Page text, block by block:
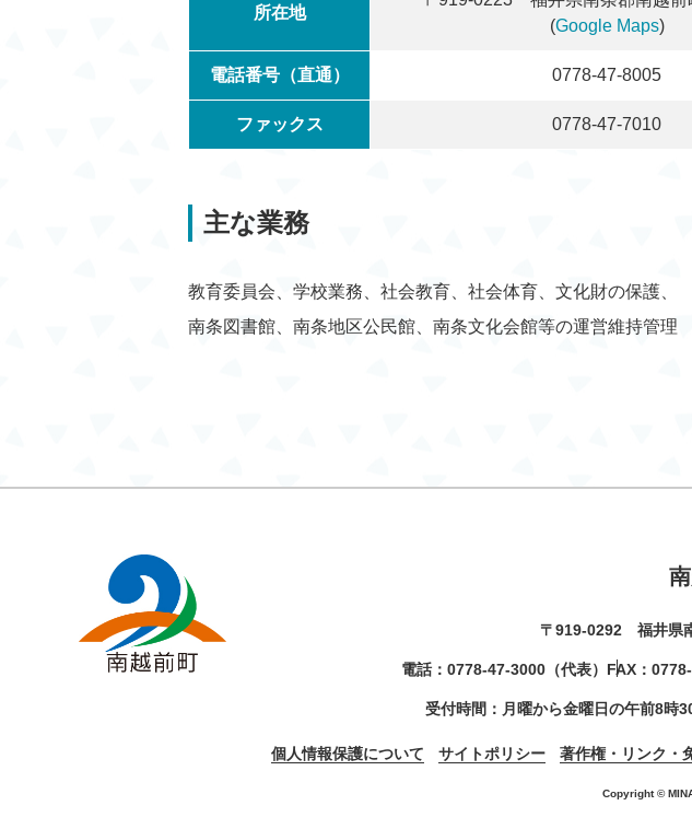
所在地
(Google Maps)
電話番号（直通） 0778-47-8005
ファックス 0778-47-7010
主な業務
教育委員会、学校業務、社会教育、社会体育、文化財の保護、
南条図書館、南条地区公民館、南条文化会館等の運営維持管理
〒919-0292 福井県
電話： 0778-47-3000 （代表） FAX：
受付時間：月曜から金曜日の午前8時
個人情報保護について サイトポリシー 著作権・リンク・
Copyright ©